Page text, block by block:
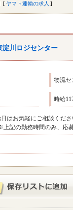
ヤマト運輸の求人
淀川ロジセンター
物流セ
時給
はお気軽にご相談くだ
上記の勤務時間のみ、